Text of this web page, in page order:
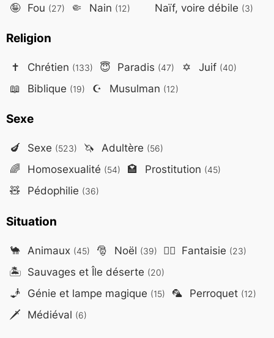
🤪 Fou (27) 🤏 Nain (12) Naïf, voire débile (3)
Religion
✝️ Chrétien (133) 😇 Paradis (47) ✡️ Juif (40)
📖 Biblique (19) ☪️ Musulman (12)
Sexe
🍆 Sexe (523) 🦄 Adultère (56)
🌈 Homosexualité (54) 🏩 Prostitution (45)
🧸 Pédophilie (36)
Situation
🐪 Animaux (45) 🎅 Noël (39) 🧙‍♂️ Fantaisie (23)
🏝️ Sauvages et Île déserte (20)
🧞 Génie et lampe magique (15) 🦜 Perroquet (12)
🗡️ Médiéval (6)